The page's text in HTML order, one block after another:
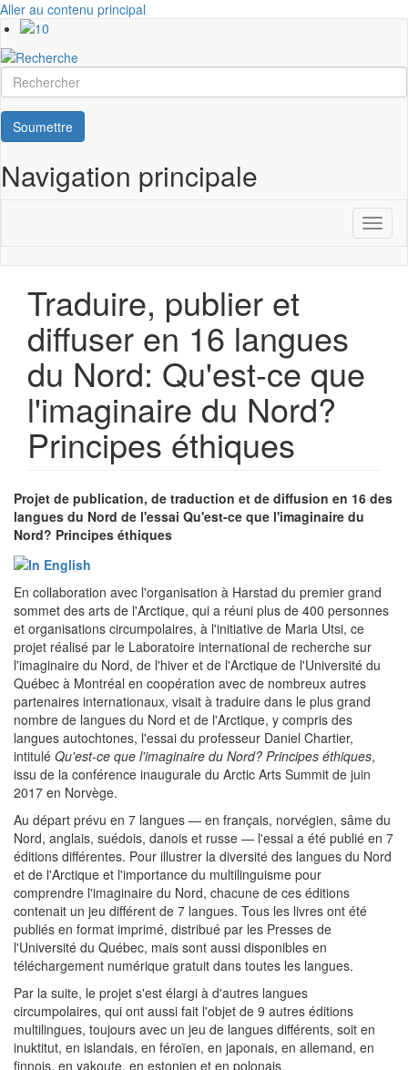
Aller au contenu principal
Rechercher
Soumettre
Navigation principale
Traduire, publier et
diffuser en 16 langues
du Nord: Qu'est-ce que
l'imaginaire du Nord?
Principes éthiques
Projet de publication, de traduction et de diffusion en 16 des
langues du Nord de l'essai Qu'est-ce que l'imaginaire du
Nord? Principes éthiques
En collaboration avec l'organisation à Harstad du premier grand
sommet des arts de l'Arctique, qui a réuni plus de 400 personnes
et organisations circumpolaires, à l'initiative de Maria Utsi, ce
projet réalisé par le Laboratoire international de recherche sur
l'imaginaire du Nord, de l'hiver et de l'Arctique de l'Université du
Québec à Montréal en coopération avec de nombreux autres
partenaires internationaux, visait à traduire dans le plus grand
nombre de langues du Nord et de l'Arctique, y compris des
langues autochtones, l'essai du professeur Daniel Chartier,
intitulé Qu'est-ce que l'imaginaire du Nord? Principes éthiques,
issu de la conférence inaugurale du Arctic Arts Summit de juin
2017 en Norvège.
Au départ prévu en 7 langues — en français, norvégien, sâme du
Nord, anglais, suédois, danois et russe — l'essai a été publié en 7
éditions différentes. Pour illustrer la diversité des langues du Nord
et de l'Arctique et l'importance du multilinguisme pour
comprendre l'imaginaire du Nord, chacune de ces éditions
contenait un jeu différent de 7 langues. Tous les livres ont été
publiés en format imprimé, distribué par les Presses de
l'Université du Québec, mais sont aussi disponibles en
téléchargement numérique gratuit dans toutes les langues.
Par la suite, le projet s'est élargi à d'autres langues
circumpolaires, qui ont aussi fait l'objet de 9 autres éditions
multilingues, toujours avec un jeu de langues différents, soit en
inuktitut, en islandais, en féroïen, en japonais, en allemand, en
finnois, en yakoute, en estonien et en polonais.